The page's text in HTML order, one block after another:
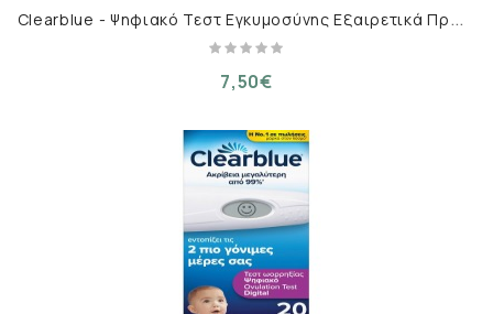
C
learblue - Ψηφιακό Τεστ Εγκυμοσύνης Εξαιρετικά Πρώιμη Ανίχνευση - 1τεστ
7,50€